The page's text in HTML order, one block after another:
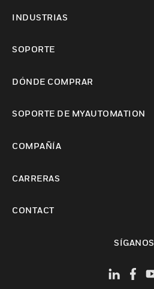
INDUSTRIAS
SOPORTE
DÓNDE COMPRAR
SOPORTE DE MYAUTOMATION
COMPAÑÍA
CARRERAS
CONTACT
SÍGANOS